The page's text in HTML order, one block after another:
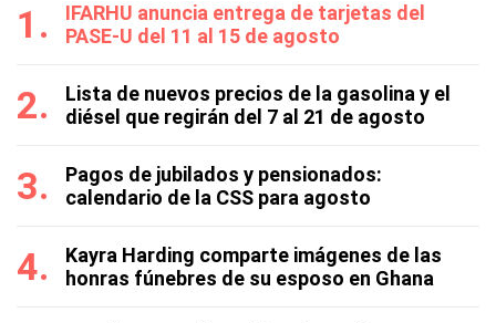
IFARHU anuncia entrega de tarjetas del
PASE-U del 11 al 15 de agosto
Lista de nuevos precios de la gasolina y el
diésel que regirán del 7 al 21 de agosto
Pagos de jubilados y pensionados:
calendario de la CSS para agosto
Kayra Harding comparte imágenes de las
honras fúnebres de su esposo en Ghana